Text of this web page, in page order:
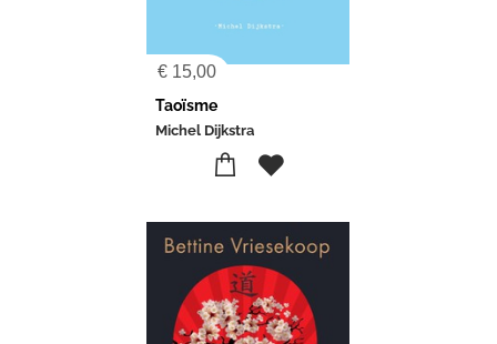
€ 15,00
Taoïsme
Michel Dijkstra